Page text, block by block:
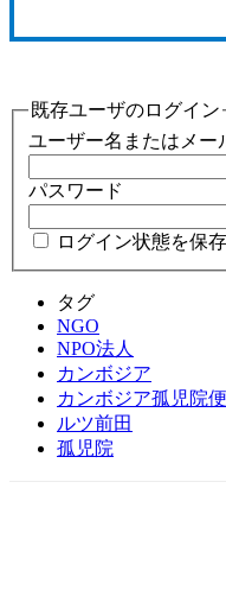
既存ユーザのログイン
ユーザー名またはメー
パスワード
ログイン状態を保
タグ
NGO
NPO法人
カンボジア
カンボジア孤児院
ルツ前田
孤児院